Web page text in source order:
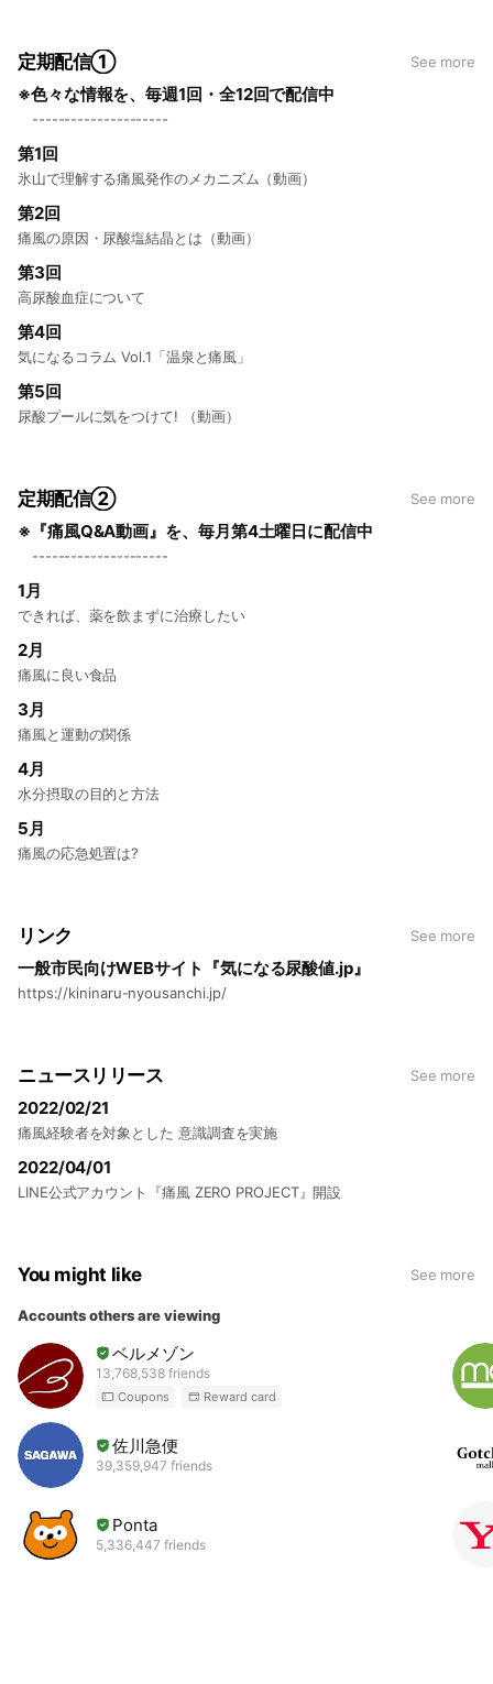
プライバシーポリシー：
https://www.fujiyakuhin.co.jp/policy/
定期配信① See more
※色々な情報を、毎週1回・全12回で配信中
---------------------
第1回
氷山で理解する痛風発作のメカニズム（動画）
第2回
痛風の原因・尿酸塩結晶とは（動画）
第3回
高尿酸血症について
第4回
気になるコラム Vol.1「温泉と痛風」
第5回
尿酸プールに気をつけて! （動画）
定期配信② See more
※『痛風Q&A動画』を、毎月第4土曜日に配信中
---------------------
1月
できれば、薬を飲まずに治療したい
2月
痛風に良い食品
3月
痛風と運動の関係
4月
水分摂取の目的と方法
5月
痛風の応急処置は?
リンク See more
一般市民向けWEBサイト『気になる尿酸値.jp』
https://kininaru-nyousanchi.jp/
ニュースリリース See more
2022/02/21
痛風経験者を対象とした 意識調査を実施
2022/04/01
LINE公式アカウント『痛風 ZERO PROJECT』開設
You might like See more
Accounts others are viewing
ベルメゾン
13,768,538 friends
Coupons Reward card
佐川急便
39,359,947 friends
Ponta
5,336,447 friends